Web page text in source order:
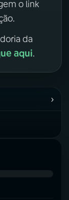
o link
da
aqui.
›